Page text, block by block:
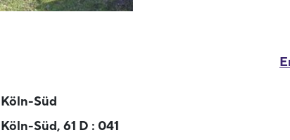
Köln-Süd
Köln-Süd, 61 D : 041